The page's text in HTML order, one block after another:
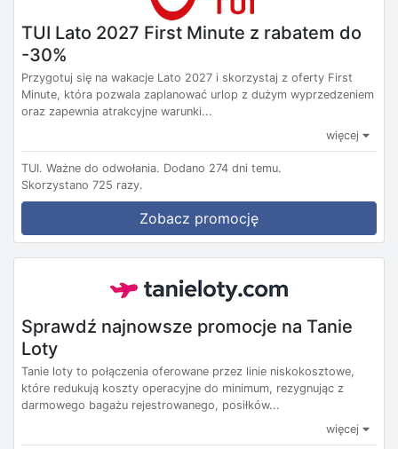
TUI Lato 2027 First Minute z rabatem do
-30%
Przygotuj się na wakacje Lato 2027 i skorzystaj z oferty First
Minute, która pozwala zaplanować urlop z dużym wyprzedzeniem
oraz zapewnia atrakcyjne warunki...
więcej
TUI. Ważne do odwołania. Dodano 274 dni temu.
Skorzystano 725 razy.
Zobacz promocję
Sprawdź najnowsze promocje na Tanie
Loty
Tanie loty to połączenia oferowane przez linie niskokosztowe,
które redukują koszty operacyjne do minimum, rezygnując z
darmowego bagażu rejestrowanego, posiłków...
więcej